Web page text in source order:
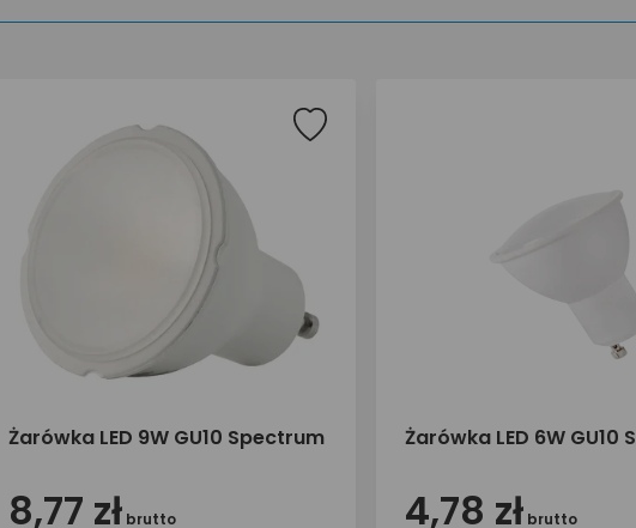
Żarówka LED 9W GU10 Spectrum
8,77 zł brutto
Żarówka LED 6W GU10
4,78 zł brutto